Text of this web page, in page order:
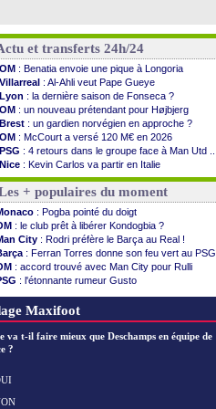
et transferts 24h/24
OM : Benatia envoie une pique à Longoria
Villarreal : Al-Ahli veut Pape Gueye
Lyon : la dernière saison de Fonseca ?
OM : un nouveau prétendant pour Højbjerg
Brest : un gardien norvégien en approche ?
OM : McCourt a versé 120 M€ en 2026
PSG : 4 retours dans le groupe face à Man Utd ...
Nice : Kevin Carlos va partir en Italie
L1: prison avec sursis requis contre un arbitre
Leganés: c'est signé pour Luca Zidane (off.)
Atletico: Ruggeri en route pour Aston Villa
Monaco : Filipe Luis soutient Biereth
Lyon : Mangala prêté à Getafe (officiel)
PSG: Nsoki va signer en Croatie
Arsenal : Naples vise Gabriel Jesus
Real: Mastantuono prêté à la Fiorentina (off.)
Man City: accord avec le Barça pour Rodri ?
Palace: Tomiyasu a convaincu (officiel)
TFC: Sion Oppong signe pour 4 ans (officiel)
PSG
PSG
+ populaires du moment
: Pogba pointé du doigt
: le club prêt à libérer Kondogbia ?
City : Rodri préfère le Barça au Real !
: Ferran Torres donne son feu vert au PSG
: accord trouvé avec Man City pour Rulli
: l'étonnante rumeur Gusto
: Owori battu à mort à Kampala
Maxifoot
va t-il faire mieux que Deschamps en équipe de
?